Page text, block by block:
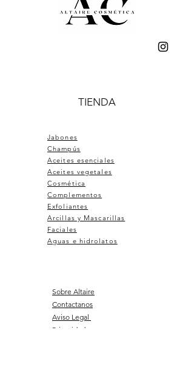
TIENDA
Jabones
Champús
Aceites esenciales
Aceites vegetales
Cosmética
Complementos
Exfoliantes
Arcillas y Mascarillas
Faciales
Aguas e hidrolatos
Sobre Altaire
Contactanos
Aviso Legal
Privacidad